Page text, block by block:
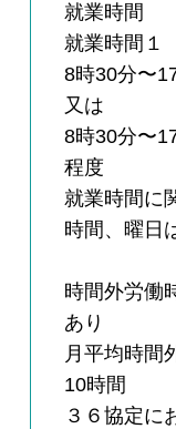
就業時間
就業時間１
8時30分〜
又は
8時30分〜
程度
就業時間に
時間、曜日
時間外労働
あり
月平均時間
10時間
３６協定に